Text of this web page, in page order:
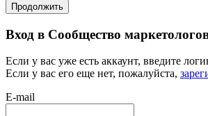
Продолжить
Вход в Сообщество
Если у вас уже есть аккаунт, введите
Если у вас его еще нет, пожалуйста,
E-mail